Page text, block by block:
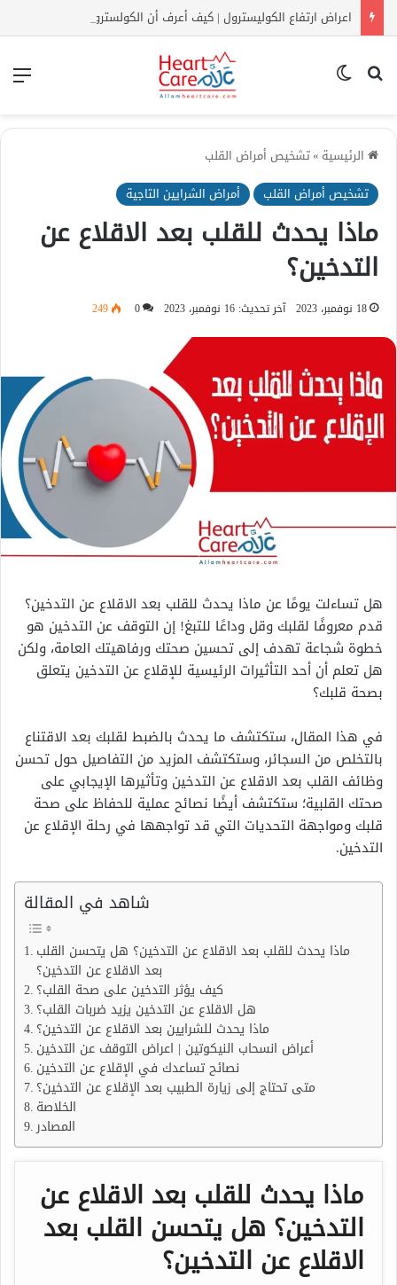
بحث عن
الرئيسية »تشخيص أمراض القلب
تشخيص أمراض القلب
أمراض الشرايين التاجية
ماذا يحدث للقلب بعد الاقلاع عن
التدخين؟
18 نوفمبر، 2023 آخر تحديث: 16 نوفمبر، 2023 0
249
هل تساءلت يومًا عن ماذا يحدث للقلب بعد الاقلاع عن التدخين؟
قدم معروفًا لقلبك وقل وداعًا للتبغ! إن التوقف عن التدخين هو
خطوة شجاعة تهدف إلى تحسين صحتك ورفاهيتك العامة، ولكن
هل تعلم أن أحد التأثيرات الرئيسية للإقلاع عن التدخين يتعلق
بصحة قلبك؟
في هذا المقال، ستكتشف ما يحدث بالضبط لقلبك بعد الاقتناع
بالتخلص من السجائر، وستكتشف المزيد من التفاصيل حول تحسن
وظائف القلب بعد الاقلاع عن التدخين وتأثيرها الإيجابي على
صحتك القلبية؛ ستكتشف أيضًا نصائح عملية للحفاظ على صحة
قلبك ومواجهة التحديات التي قد تواجهها في رحلة الإقلاع عن
التدخين.
شاهد في المقالة
ماذا يحدث للقلب بعد الاقلاع عن التدخين؟ هل يتحسن القلب
بعد الاقلاع عن التدخين؟
كيف يؤثر التدخين على صحة القلب؟
هل الاقلاع عن التدخين يزيد ضربات القلب؟
ماذا يحدث للشرايين بعد الاقلاع عن التدخين؟
أعراض انسحاب النيكوتين | اعراض التوقف عن التدخين
نصائح تساعدك في الإقلاع عن التدخين
متى تحتاج إلى زيارة الطبيب بعد الإقلاع عن التدخين؟
الخلاصة
المصادر
ماذا يحدث للقلب بعد الاقلاع عن
التدخين؟ هل يتحسن القلب بعد
الاقلاع عن التدخين؟